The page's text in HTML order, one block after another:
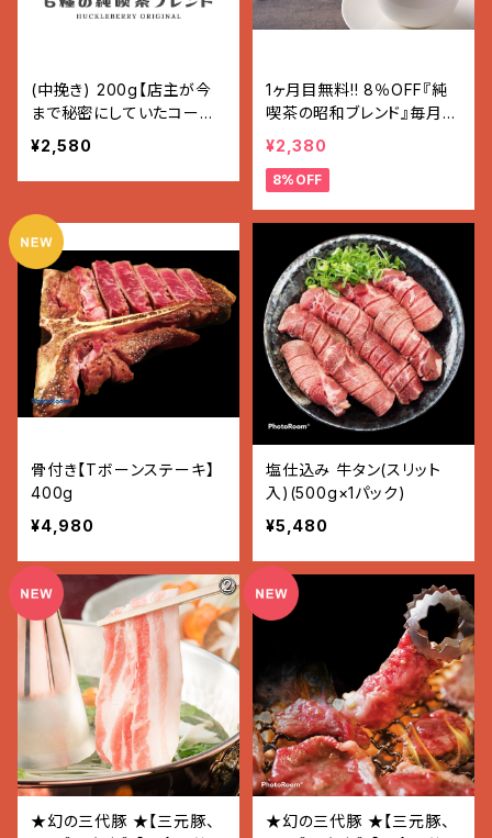
(中挽き) 200g【店主が今
まで秘密にしていたコーヒ
ー】
¥2,580
1ヶ月目無料!! 8％OFF『純
喫茶の昭和ブレンド』毎月2
00g(12〜19杯分)2580円
→2380円『純喫茶の昭和ブ
レンド』
¥2,380
8%OFF
骨付き【Tボーンステーキ】
400g
¥4,980
塩仕込み 牛タン(スリット
入)(500g×1パック)
¥5,480
★幻の三代豚 ★【三元豚、
★幻の三代豚 ★【三元豚、